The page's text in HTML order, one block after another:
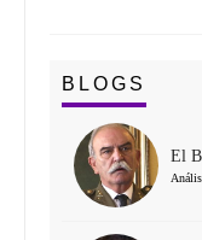
BLOGS
El